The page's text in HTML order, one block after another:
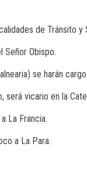
de Tránsito y
Obispo.
se harán
será vicario en la
La Francia.
a La Para.